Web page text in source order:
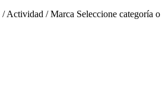
/ Actividad / Marca Seleccione categoría